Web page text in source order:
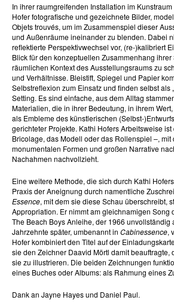
In ihrer raumgreifenden Installation im
Hofer fotografische und gezeichnete Bilder,
Objets trouvés, um im Zusammenspiel dieser
und Außenräume ineinander zu blenden. Dabei
reflektierte Perspektivwechsel vor, (re-)kalibriert
Blick für den konzeptuellen Zusammenhang ihrer
räumlichen Kontext des Ausstellungsraums zu
und Verhältnisse. Bleistift, Spiegel und Papier
Selbstreflexion zum Einsatz und finden selbst als
Setting. Es sind einfache, aus dem Alltag
Materialien, die in ihrer Bedeutung, in ihrem
als Embleme des künstlerischen (Selbst-
gerichteter Projekte. Kathi Hofers Arbeitsweise ist
Bricolage, das Modell oder das Rollenspiel –, mit
monumentalen Formen und großen Narrative
Nachahmen nachvollzieht.
Eine weitere Methode, die sich durch Kathi
Praxis der Aneignung durch namentliche
Essence, mit dem sie diese Schau überschreibt,
Appropriation. Er nimmt am gleichnamigen Song
The Beach Boys Anleihe, der 1966 unvollständig
Jahrzehnte später, umbenannt in Cabinessence,
Hofer kombiniert den Titel auf der
sie den Zeichner Daavid Mörtl damit beauftragte,
sie zu illustrieren. Die beiden Zeichnungen
eines Buches oder Albums: als Rahmung eines
Dank an Jayne Hayes und Daniel Paul.